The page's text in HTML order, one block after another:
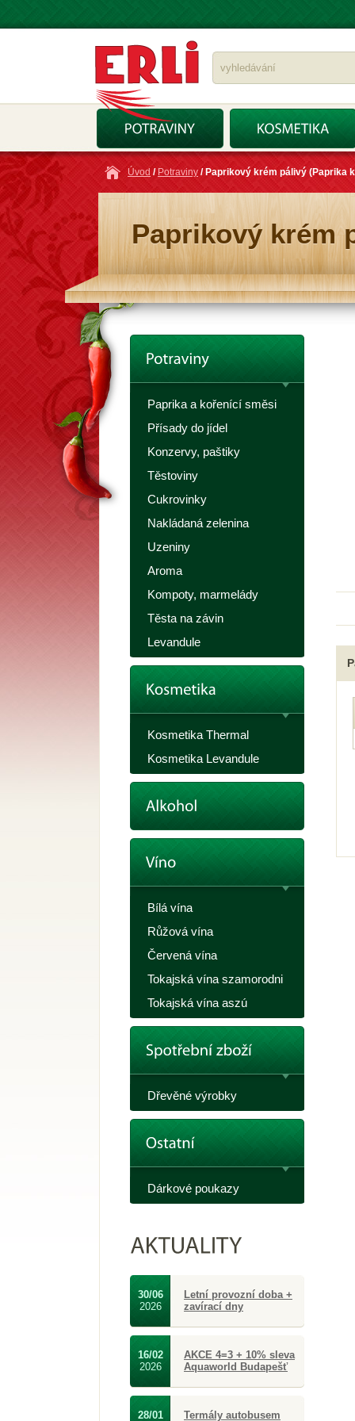
Úvod / Potraviny / Paprikový krém pálivý (Paprika
Paprikový krém
Paprika a kořenící směsi
Přísady do jídel
Konzervy, paštiky
Těstoviny
Cukrovinky
Nakládaná zelenina
Uzeniny
Aroma
Kompoty, marmelády
Těsta na závin
Levandule
Kosmetika Thermal
Kosmetika Levandule
Bílá vína
Růžová vína
Červená vína
Tokajská vína szamorodni
Tokajská vína aszú
Dřevěné výrobky
Dárkové poukazy
30/06
2026
Letní provozní doba +
zavírací dny
16/02
2026
AKCE 4=3 + 10% sleva
Aquaworld Budapešť
28/01 Termály autobusem